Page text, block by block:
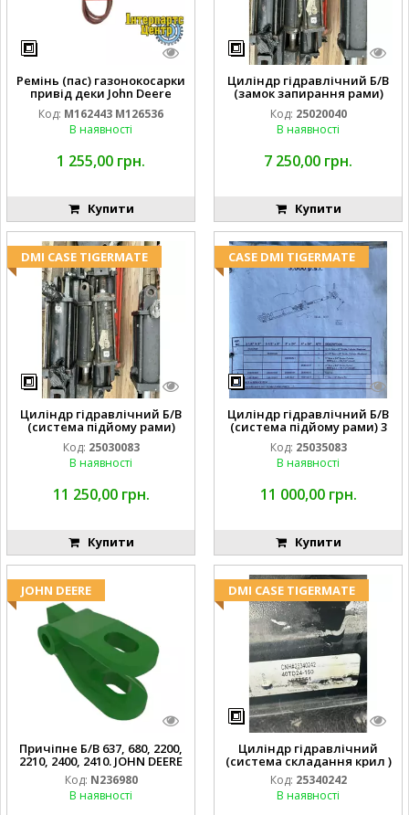
Ремінь (пас) газонокосарки
привід деки John Deere
M162443 M126536
Код: M162443 M126536
В наявності
1 255,00 грн.
Купити
Циліндр гідравлічний Б/В
(замок запирання рами)
2''X4'' 25320040
Код: 25020040
В наявності
7 250,00 грн.
Купити
DMI CASE TIGERMATE
Циліндр гідравлічний Б/В
(система підйому рами)
3X8 87423768
Код: 25030083
В наявності
11 250,00 грн.
Купити
CASE DMI TIGERMATE
Циліндр гідравлічний Б/В
(система підйому рами) 3
1/2 84255910
Код: 25035083
В наявності
11 000,00 грн.
Купити
JOHN DEERE
Причіпне Б/В 637, 680, 2200,
2210, 2400, 2410. JOHN DEERE
Код: N236980
В наявності
DMI CASE TIGERMATE
Циліндр гідравлічний
(система складання крил )
Код: 25340242
В наявності